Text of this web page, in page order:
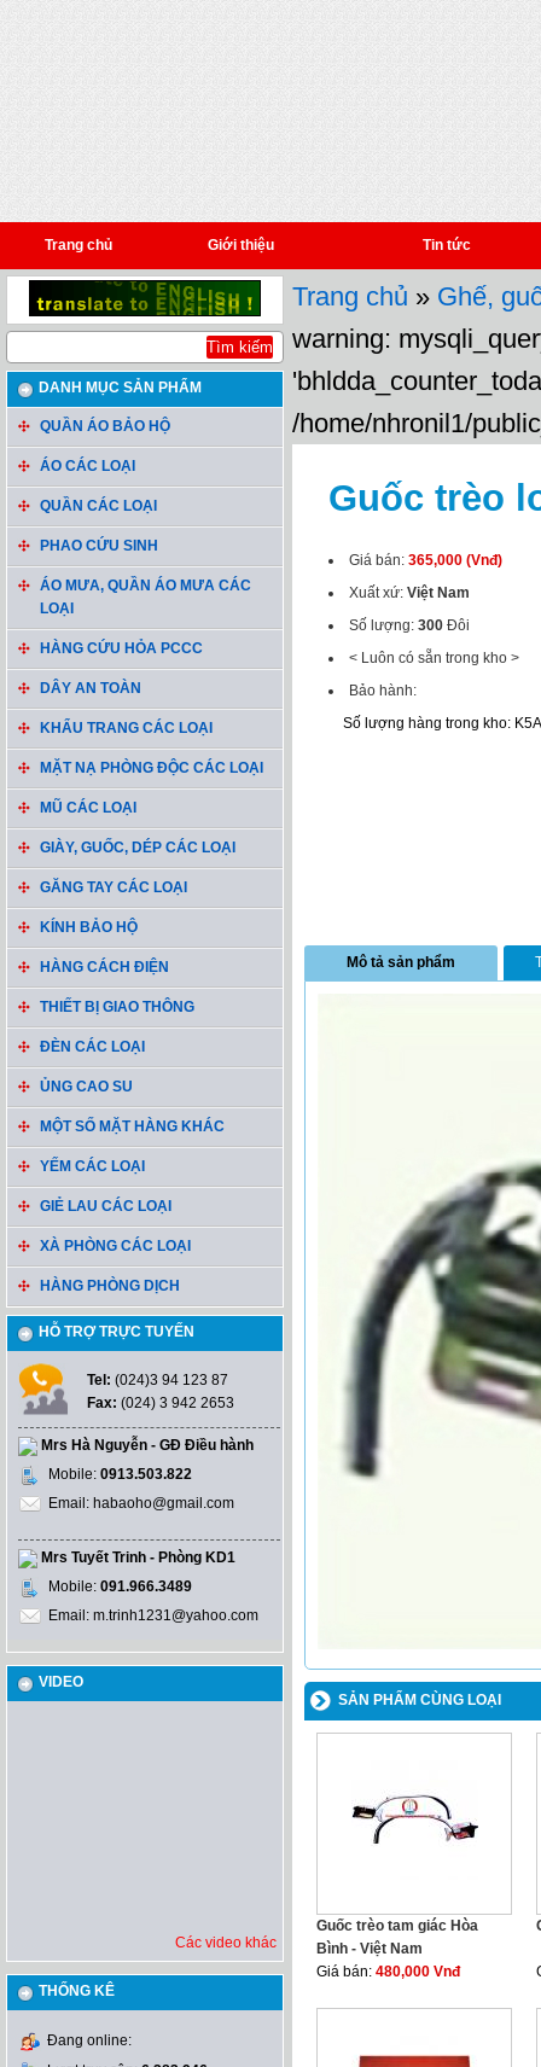
Trang chủ Giới thiệu Tin tức
DANH MỤC SẢN PHẨM
QUẦN ÁO BẢO HỘ
ÁO CÁC LOẠI
QUẦN CÁC LOẠI
PHAO CỨU SINH
ÁO MƯA, QUẦN ÁO MƯA CÁC
LOẠI
HÀNG CỨU HỎA PCCC
DÂY AN TOÀN
KHẨU TRANG CÁC LOẠI
MẶT NẠ PHÒNG ĐỘC CÁC LOẠI
MŨ CÁC LOẠI
GIÀY, GUỐC, DÉP CÁC LOẠI
GĂNG TAY CÁC LOẠI
KÍNH BẢO HỘ
HÀNG CÁCH ĐIỆN
THIẾT BỊ GIAO THÔNG
ĐÈN CÁC LOẠI
ỦNG CAO SU
MỘT SỐ MẶT HÀNG KHÁC
YẾM CÁC LOẠI
GIẺ LAU CÁC LOẠI
XÀ PHÒNG CÁC LOẠI
HÀNG PHÒNG DỊCH
HỖ TRỢ TRỰC TUYẾN
Tel: (024)3 94 123 87
Fax: (024) 3 942 2653
Mrs Hà Nguyễn - GĐ Điều hành
Mobile: 0913.503.822
Email: habaoho@gmail.com
Mrs Tuyết Trinh - Phòng KD1
Mobile: 091.966.3489
Email: m.trinh1231@yahoo.com
VIDEO
Các video khác
THỐNG KÊ
Đang online:
Trang chủ » Ghế,
warning:
/home/nhronil1/
Guốc trèo
Giá bán: 365,000 (Vnđ)
Xuất xứ: Việt Nam
Số lượng: 300 Đôi
< Luôn có sẵn trong kho >
Bảo hành:
Số lượng hàng trong kho: K5A
Mô tả sản phẩm
SẢN PHẨM CÙNG LOẠI
Guốc trèo tam giác Hòa
Bình - Việt Nam
Giá bán: 480,000 Vnđ